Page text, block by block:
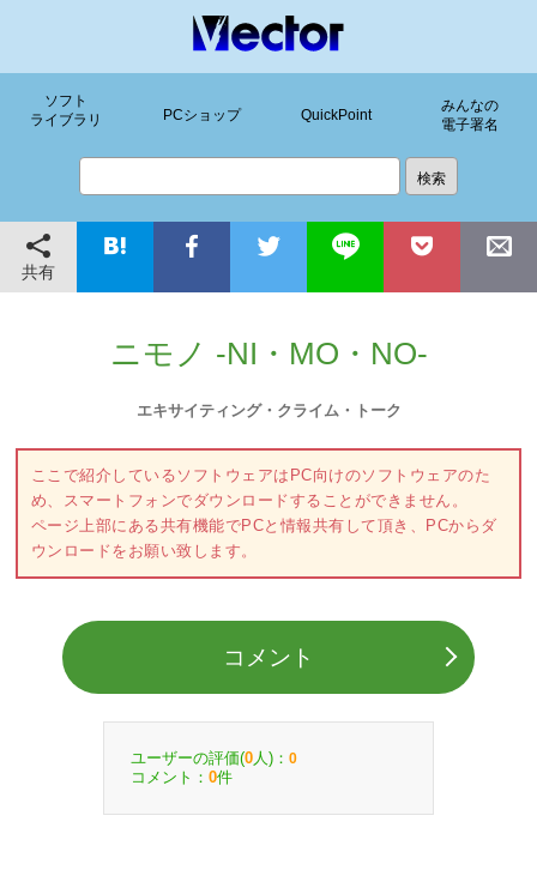
ソフト
ライブラリ
PCショップ QuickPoint
みんなの
電子署名
共有
ニモノ -NI・MO・NO-
エキサイティング・クライム・トーク
ここで紹介しているソフトウェアはPC向けのソフトウェアのた
め、スマートフォンでダウンロードすることができません。
ページ上部にある共有機能でPCと情報共有して頂き、PCからダ
ウンロードをお願い致します。
コメント
ユーザーの評価(0 人)： 0
コメント： 0件